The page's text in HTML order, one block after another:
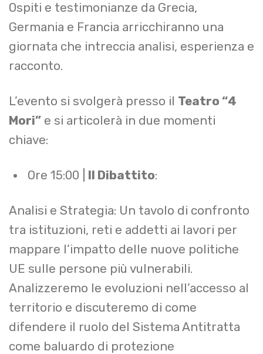
Ospiti e testimonianze da Grecia,
Germania e Francia arricchiranno una
giornata che intreccia analisi, esperienza e
racconto.
L’evento si svolgerà presso il Teatro “4
Mori” e si articolerà in due momenti
chiave:
Ore 15:00 | Il Dibattito:
Analisi e Strategia: Un tavolo di confronto
tra istituzioni, reti e addetti ai lavori per
mappare l’impatto delle nuove politiche
UE sulle persone più vulnerabili.
Analizzeremo le evoluzioni nell’accesso al
territorio e discuteremo di come
difendere il ruolo del Sistema Antitratta
come baluardo di protezione